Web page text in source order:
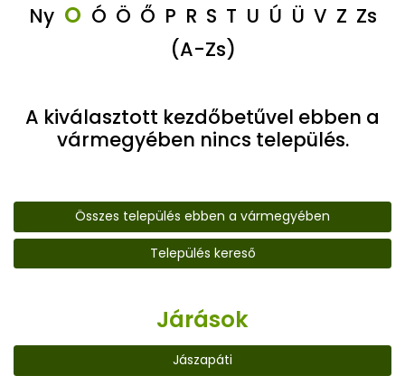
Ny O Ó Ö Ő P R S T U Ú Ü V Z Zs
(A-Zs)
A kiválasztott kezdőbetűvel ebben a
vármegyében nincs település.
Összes település ebben a vármegyében
Település kereső
Járások
Jászapáti